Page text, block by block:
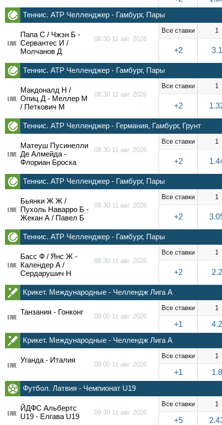
Теннис. ATP Челленджер - Гамбург, Пары
Папа С / Чжэн Б -
Сервантес И /
Молчанов Д
08:30 11 авг. 2026
LIVE
Все ставки 1
+2 3.1
Теннис. ATP Челленджер - Гамбург, Пары
Макдоналд Н /
Опиц Д - Меллер М
/ Петкович М
08:30 11 авг. 2026
LIVE
Все ставки 1
+2
Теннис. ATP Челленджер - Германия, Гамбург, Грунт
Матеуш Пусинелли
Де Алмейда -
Флориан Броска
08:30 11 авг. 2026
LIVE
Все ставки 1
+2
Теннис. ATP Челленджер - Гамбург, Пары
Бьянки Ж Ж /
Пухоль Наварро Б -
Жекан А / Павел Б
08:30 11 авг. 2026
LIVE
Все ставки 1
+2
Теннис. ATP Челленджер - Гамбург, Пары
Басс Ф / Янс Ж -
Календер А /
Сердарушич Н
08:30 11 авг. 2026
LIVE
Все ставки 1
+2 2.2
Крикет. Международные - Челлендж Лига А
Танзания - Гонконг
09:00 11 авг. 2026
LIVE
Все ставки 1
+1
4.2
Крикет. Международные - Челлендж Лига А
Уганда - Италия
09:00 11 авг. 2026
LIVE
Все ставки 1
+1
1.8
Футбол. Латвия - Чемпионат U19
ЙДФС Альбертс
U19 - Елгава U19
09:30 11 авг. 2026
LIVE
Все ставки 1
+5